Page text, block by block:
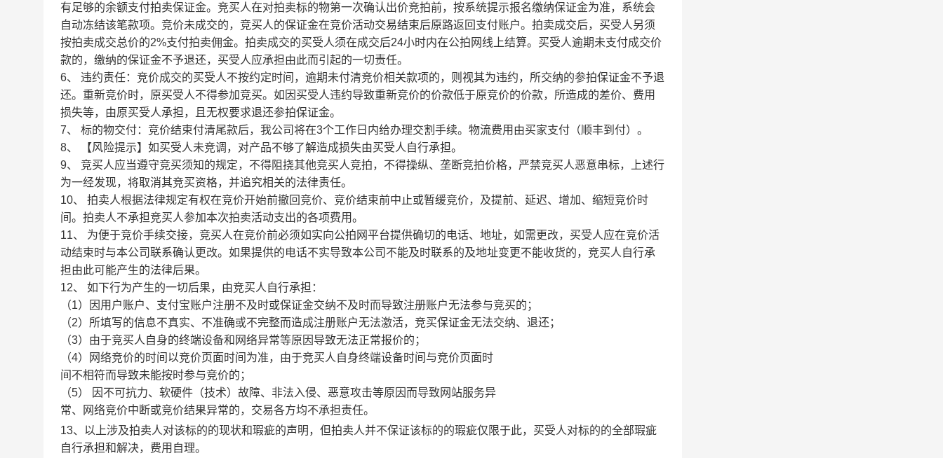
有足够的余额支付拍卖保证金。竞买人在对拍卖标的物第一次确认出价竞拍前，按系统提示报名缴纳保证金为准，系统会
自动冻结该笔款项。竞价未成交的，竞买人的保证金在竞价活动交易结束后原路返回支付账户。 拍卖成交后，买受人另须
按拍卖成交总价的2%支付拍卖佣金。 拍卖成交的买受人须在成交后24小时内在公拍网线上结算。买受人逾期未支付成交价
款的，缴纳的保证金不予退还，买受人应承担由此而引起的一切责任。
6、 违约责任：竞价成交的买受人不按约定时间，逾期未付清竞价相关款项的，则视其为违约，所交纳的参拍保证金不予退
还。重新竞价时，原买受人不得参加竞买。如因买受人违约导致重新竞价的价款低于原竞价的价款，所造成的差价、费用
损失等，由原买受人承担，且无权要求退还参拍保证金。
7、 标的物交付：竞价结束付清尾款后，我公司将在3个工作日内给办理交割手续。物流费用由买家支付（顺丰到付）。
8、 【风险提示】如买受人未竞调，对产品不够了解造成损失由买受人自行承担。
9、 竞买人应当遵守竞买须知的规定，不得阻挠其他竞买人竞拍，不得操纵、垄断竞拍价格，严禁竞买人恶意串标，上述行
为一经发现，将取消其竞买资格，并追究相关的法律责任。
10、
拍卖人根据法律规定有权在竞价开始前撤回竞价、竞价结束前中止或暂缓竞价，及提前、延迟、增加、缩短竞价时
间。拍卖人不承担竞买人参加本次拍卖活动支出的各项费用。
11、
为便于竞价手续交接，竞买人在竞价前必须如实向公拍网平台提供确切的电话、地址，如需更改，买受人应在竞价活
动结束时与本公司联系确认更改。如果提供的电话不实导致本公司不能及时联系的及地址变更不能收货的，竞买人自行承
担由此可能产生的法律后果。
12、
如下行为产生的一切后果，由竞买人自行承担：
（1）因用户账户、支付宝账户注册不及时或保证金交纳不及时而导致注册账户无法参与竞买的；
（2）所填写的信息不真实、不准确或不完整而造成注册账户无法激活，竞买保证金无法交纳、退还；
（3）由于竞买人自身的终端设备和网络异常等原因导致无法正常报价的；
（4）网络竞价的时间以竞价页面时间为准，由于竞买人自身终端设备时间与竞价页面时
间不相符而导致未能按时参与竞价的；
（5） 因不可抗力、软硬件（技术）故障、非法入侵、恶意攻击等原因而导致网站服务异
常、网络竞价中断或竞价结果异常的，交易各方均不承担责任。
13、以上涉及拍卖人对该标的的现状和瑕疵的声明，但拍卖人并不保证该标的的瑕疵仅限于此，买受人对标的的全部瑕疵
自行承担和解决，费用自理。